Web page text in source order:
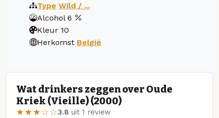
Type Wild / ...
Alcohol 6
Kleur 10
Herkomst België
Wat drinkers zeggen over Oude
Kriek (Vieille) (2000)
★★★☆☆3.8 uit 1 review